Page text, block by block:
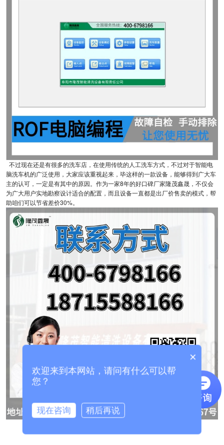
不过现在还是有很多的洗车店，在使用传统的人工洗车方式，不过对于智能电
脑洗车机的广泛使用，大家应该重视起来，毕这样的一款设备，能够得到广大车
主的认可，一定是有其中的原因。作为一家8年的好口碑厂家隆茂鑫晟，不仅会
为广大用户实地勘察设计适合的配置，而且设备一直都是出厂价售卖的模式，帮
助咱们可以节省差价30%。
×
欢迎来到本网站，请问有什么可以帮
您？
现在咨询 稍后再说